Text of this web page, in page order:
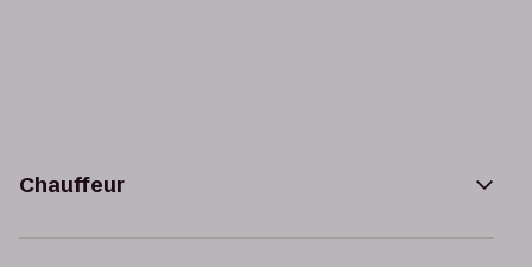
Chauffeur